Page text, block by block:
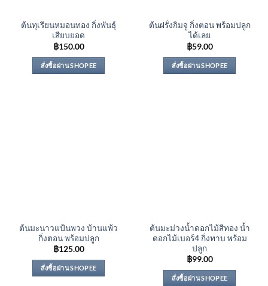
ต้นทุเรียนหมอนทอง กิ่งพันธุ์
เสียบยอด
฿150.00
สั่งซื้อผ่าน SHOPEE
ต้นฝรั่งกิมจู กิ่งตอน พร้อมปลูก
ได้เลย
฿59.00
สั่งซื้อผ่าน SHOPEE
ต้นมะนาวแป้นพวง บ้านแพ้ว
กิ่งตอน พร้อมปลูก
฿125.00
สั่งซื้อผ่าน SHOPEE
ต้นมะม่วงน้ำดอกไม้สีทอง น้ำ
ดอกไม้เบอร์4 กิ่งทาบ พร้อม
ปลูก
฿99.00
สั่งซื้อผ่าน SHOPEE